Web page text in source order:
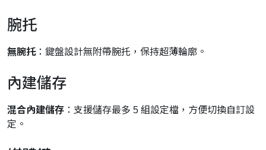
腕托
無腕托：鍵盤設計無附帶腕托，保持超薄輪廓。
內建儲存
混合內建儲存 ：支援儲存最多 5 組設定檔，方便切換自訂設
定。